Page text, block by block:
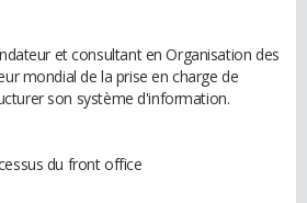
et consultant en Organisation des
mondial de la prise en charge de
son système d'information.
du front office